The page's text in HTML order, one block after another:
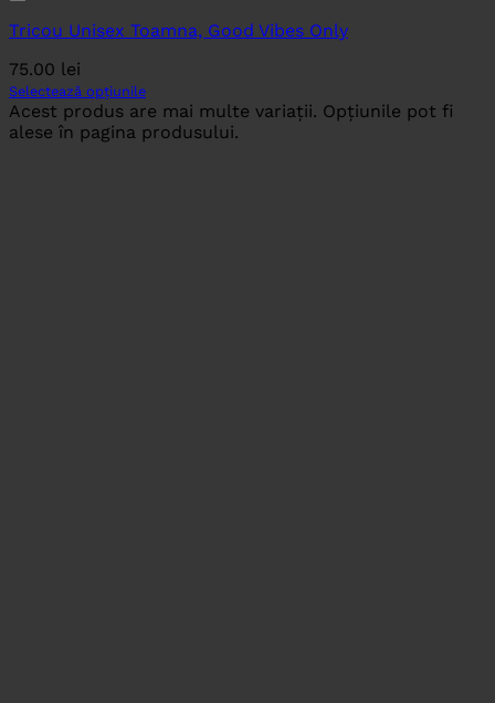
Tricou Unisex Toamna, Good Vibes Only
75.00 lei
Selectează opțiunile
Acest produs are mai multe variații. Opțiunile pot fi
alese în pagina produsului.